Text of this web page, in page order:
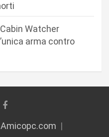
Watcher
arma contro
Amicopc.com